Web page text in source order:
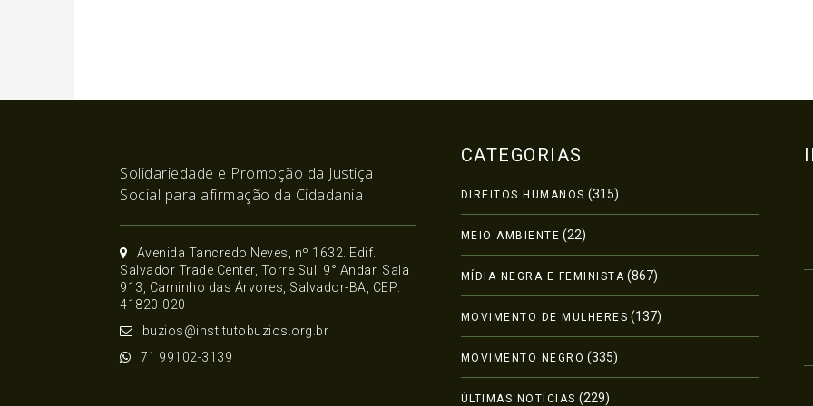
Solidariedade e Promoção da Justiça
Social para afirmação da Cidadania
Avenida Tancredo Neves, nº 1632. Edif.
Salvador Trade Center, Torre Sul, 9° Andar, Sala
913, Caminho das Árvores, Salvador-BA, CEP:
41820-020
buzios@institutobuzios.org.br
71 99102-3139
CATEGORIAS
DIREITOS HUMANOS (315)
MEIO AMBIENTE (22)
MÍDIA NEGRA E FEMINISTA (867)
MOVIMENTO DE MULHERES (137)
MOVIMENTO NEGRO (335)
ÚLTIMAS NOTÍCIAS (229)